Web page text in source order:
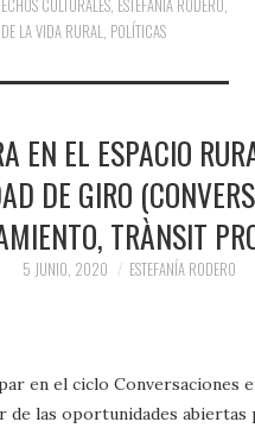
CULTURALES, ESTEFANÍA RODERO,
LA VIDA RURAL, POLÍTICAS
EN EL ESPACIO
DE GIRO
TRÀNSIT
5 JUNIO, 2020 ESTEFANÍA RODERO
en el ciclo Conversaciones
las oportunidades abiertas